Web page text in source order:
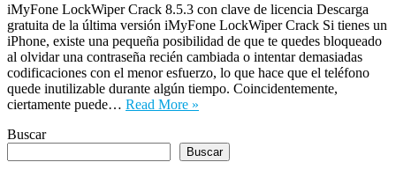
iMyFone LockWiper Crack 8.5.3 con clave de licencia Descarga
gratuita de la última versión iMyFone LockWiper Crack Si tienes un
iPhone, existe una pequeña posibilidad de que te quedes bloqueado
al olvidar una contraseña recién cambiada o intentar demasiadas
codificaciones con el menor esfuerzo, lo que hace que el teléfono
quede inutilizable durante algún tiempo. Coincidentemente,
ciertamente puede… Read More »
Buscar
Buscar